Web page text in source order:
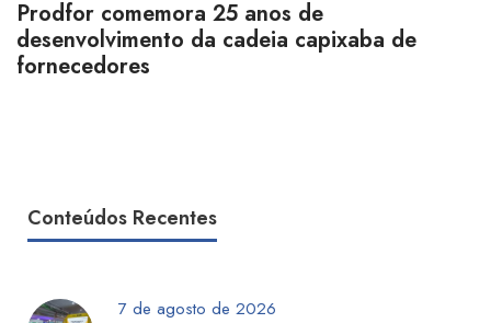
Prodfor comemora 25 anos de
desenvolvimento da cadeia capixaba de
fornecedores
Conteúdos Recentes
7 de agosto de 2026